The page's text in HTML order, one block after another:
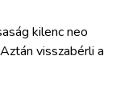
kilenc neo
visszabérli a